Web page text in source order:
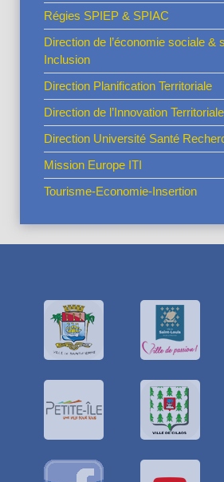
Régies SPIEP & SPIAC
Direction de l’économie sociale &
Inclusion
Direction Planification Territoriale
Direction de l’Innovation Territoriale
Direction Université Santé
Mission Europe ITI
Tourisme-Economie-Insertion